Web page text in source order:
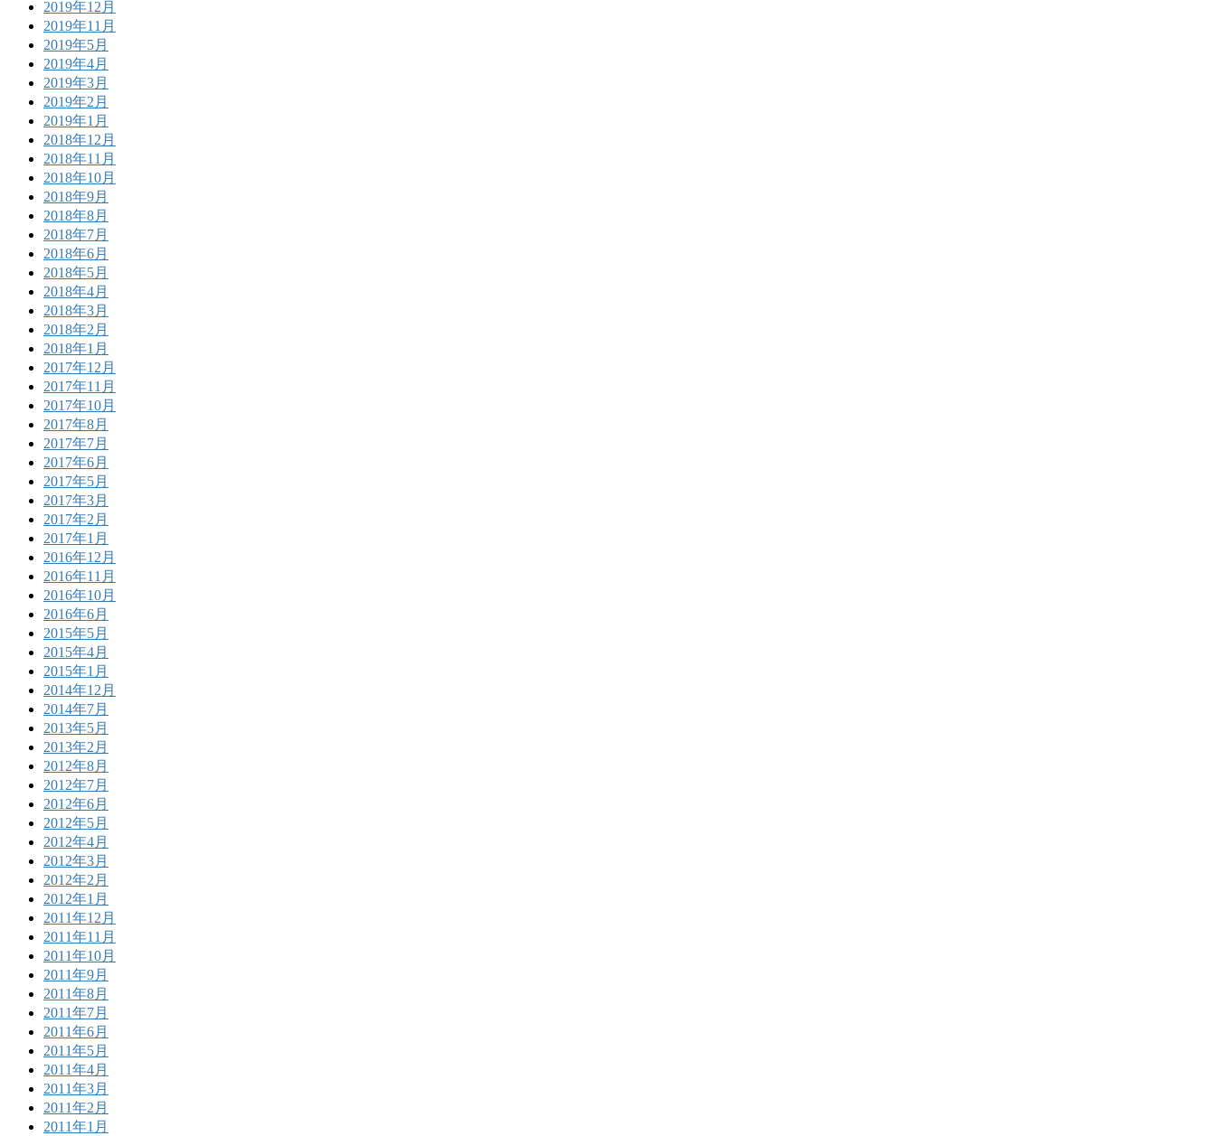
2019年12月
2019年11月
2019年5月
2019年4月
2019年3月
2019年2月
2019年1月
2018年12月
2018年11月
2018年10月
2018年9月
2018年8月
2018年7月
2018年6月
2018年5月
2018年4月
2018年3月
2018年2月
2018年1月
2017年12月
2017年11月
2017年10月
2017年8月
2017年7月
2017年6月
2017年5月
2017年3月
2017年2月
2017年1月
2016年12月
2016年11月
2016年10月
2016年6月
2015年5月
2015年4月
2015年1月
2014年12月
2014年7月
2013年5月
2013年2月
2012年8月
2012年7月
2012年6月
2012年5月
2012年4月
2012年3月
2012年2月
2012年1月
2011年12月
2011年11月
2011年10月
2011年9月
2011年8月
2011年7月
2011年6月
2011年5月
2011年4月
2011年3月
2011年2月
2011年1月